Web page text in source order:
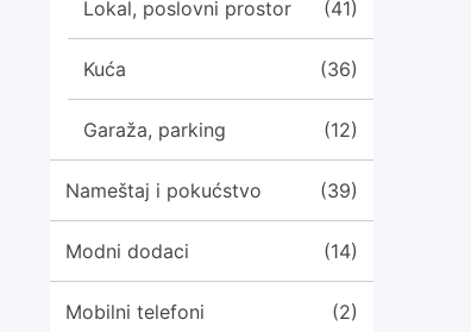
Lokal, poslovni prostor (41)
Kuća (36)
Garaža, parking (12)
Nameštaj i pokućstvo (39)
Modni dodaci (14)
Mobilni telefoni (2)